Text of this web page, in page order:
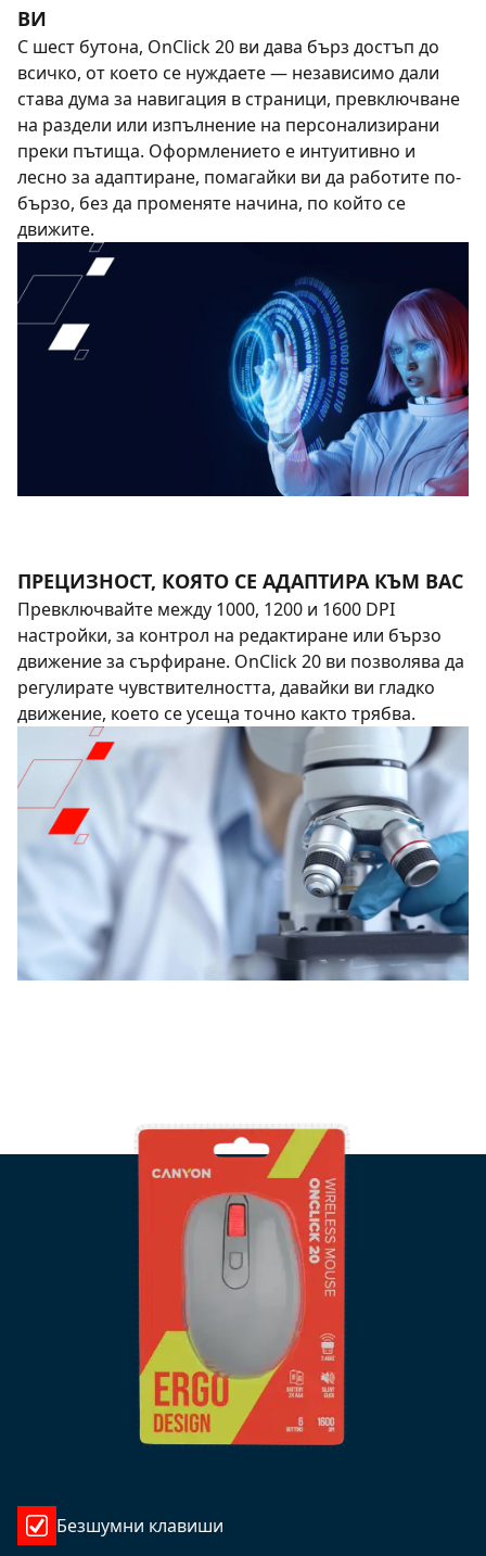
ВИ
С шест бутона, OnClick 20 ви дава бърз достъп до
всичко, от което се нуждаете — независимо дали
става дума за навигация в страници, превключване
на раздели или изпълнение на персонализирани
преки пътища. Оформлението е интуитивно и
лесно за адаптиране, помагайки ви да работите по-
бързо, без да променяте начина, по който се
движите.
ПРЕЦИЗНОСТ, КОЯТО СЕ АДАПТИРА КЪМ ВАС
Превключвайте между 1000, 1200 и 1600 DPI
настройки, за контрол на редактиране или бързо
движение за сърфиране. OnClick 20 ви позволява да
регулирате чувствителността, давайки ви гладко
движение, което се усеща точно както трябва.
Безшумни клавиши